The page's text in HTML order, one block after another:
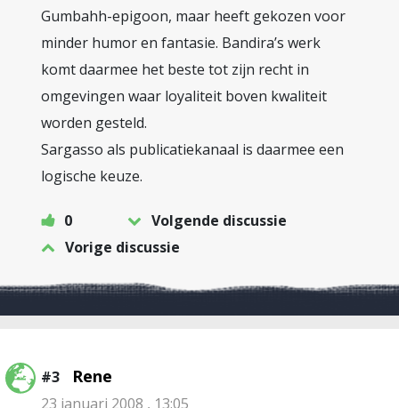
Gumbahh-epigoon, maar heeft gekozen voor
minder humor en fantasie. Bandira’s werk
komt daarmee het beste tot zijn recht in
omgevingen waar loyaliteit boven kwaliteit
worden gesteld.
Sargasso als publicatiekanaal is daarmee een
logische keuze.
0
Volgende discussie
Vorige discussie
#3 Rene
23 januari 2008 , 13:05